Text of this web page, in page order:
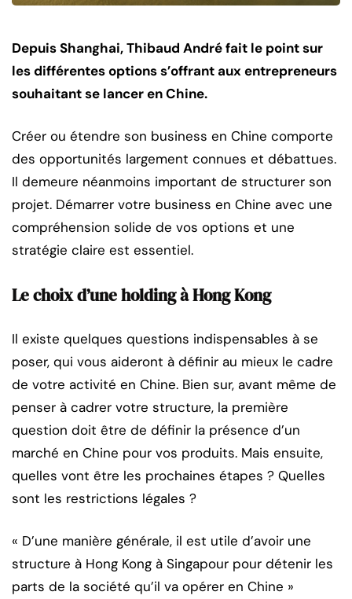
Depuis Shanghai, Thibaud André fait le point sur
les différentes options s’offrant aux entrepreneurs
souhaitant se lancer en Chine.
Créer ou étendre son business en Chine comporte
des opportunités largement connues et débattues.
Il demeure néanmoins important de structurer son
projet. Démarrer votre business en Chine avec une
compréhension solide de vos options et une
stratégie claire est essentiel.
Le choix d’une holding à Hong Kong
Il existe quelques questions indispensables à se
poser, qui vous aideront à définir au mieux le cadre
de votre activité en Chine. Bien sur, avant même de
penser à cadrer votre structure, la première
question doit être de définir la présence d’un
marché en Chine pour vos produits. Mais ensuite,
quelles vont être les prochaines étapes ? Quelles
sont les restrictions légales ?
« D’une manière générale, il est utile d’avoir une
structure à Hong Kong à Singapour pour détenir les
parts de la société qu’il va opérer en Chine »